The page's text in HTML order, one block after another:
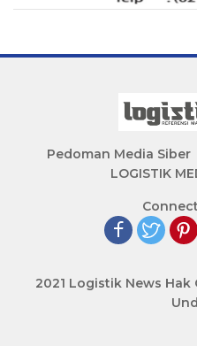
Pedoman Media Siber
LOGISTIK
2021 Logistik News